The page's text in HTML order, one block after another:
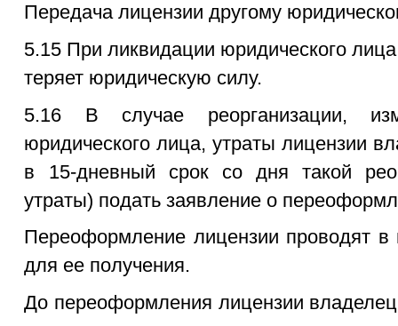
Передача лицензии другому
5.15 При ликвидации юридического
теряет юридическую силу.
5.16 В случае реорганизации,
юридического лица, утраты лицензии
в 15-дневный срок со дня такой
утраты) подать заявление о
Переоформление лицензии проводят в
для ее получения.
До переоформления лицензии